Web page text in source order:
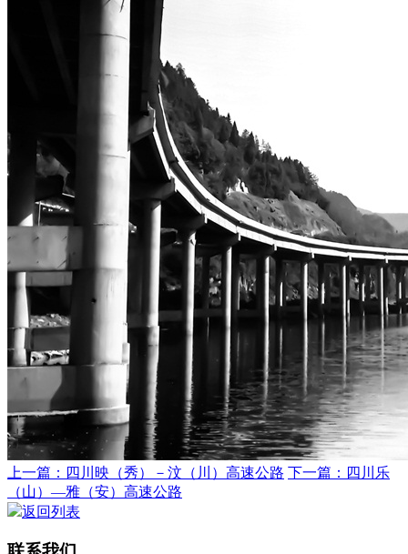
上一篇：四川映（秀）－汶（川）高速公路 下一篇：四川乐
（山）—雅（安）高速公路
返回列表